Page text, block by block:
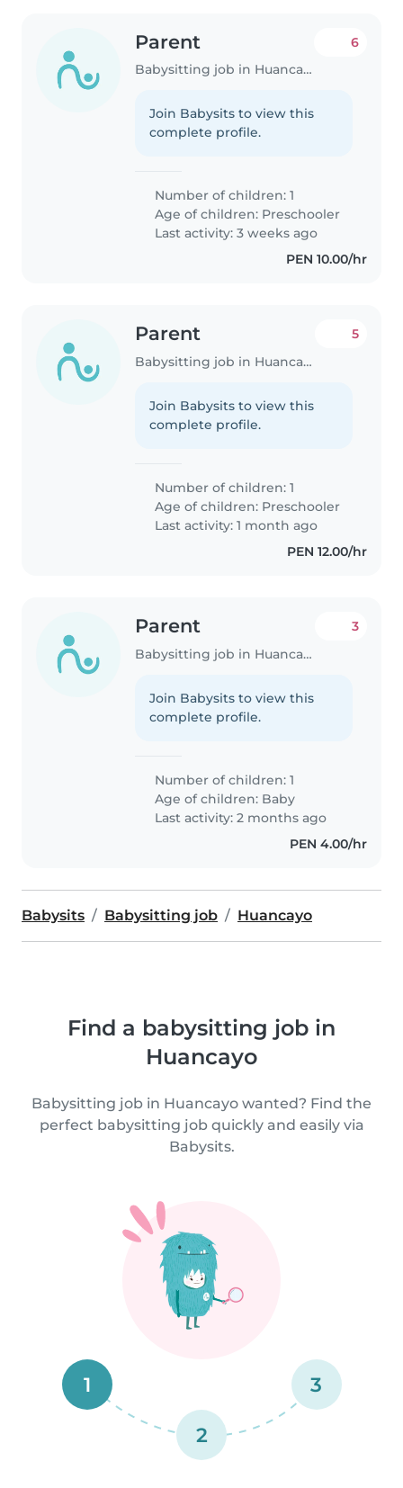
Parent
Babysitting job in Huancayo
6
Join Babysits to view this
complete profile.
Number of children: 1
Age of children: Preschooler
Last activity: 3 weeks ago
PEN 10.00/hr
Parent
Babysitting job in Huancayo
5
Join Babysits to view this
complete profile.
Number of children: 1
Age of children: Preschooler
Last activity: 1 month ago
PEN 12.00/hr
Parent
Babysitting job in Huancayo
3
Join Babysits to view this
complete profile.
Number of children: 1
Age of children: Baby
Last activity: 2 months ago
PEN 4.00/hr
Babysits Babysitting job Huancayo
Find a babysitting job in
Huancayo
Babysitting job in Huancayo wanted? Find the
perfect babysitting job quickly and easily via
Babysits.
1
2
3